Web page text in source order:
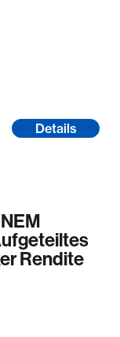
Details
Rendite